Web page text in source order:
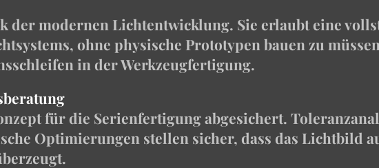
der modernen Lichtentwicklung. Sie erlaubt eine
ohne physische Prototypen bauen zu
in der Werkzeugfertigung.
für die Serienfertigung abgesichert.
Optimierungen stellen sicher, dass das Lichtbild